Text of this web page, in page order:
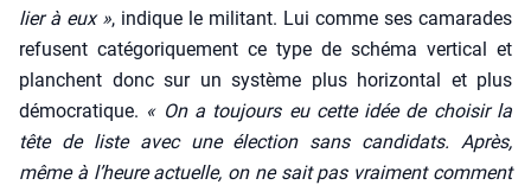
lier à eux », indique le mili­tant. Lui comme ses cama­rades
refusent caté­go­ri­que­ment ce type de sché­ma ver­ti­cal et
planchent donc sur un sys­tème plus hori­zon­tal et plus
démo­cra­tique. « On a tou­jours eu cette idée de choi­sir la
tête de liste avec une élec­tion sans can­di­dats. Après,
même à l’heure actuelle, on ne sait pas vrai­ment com­ment